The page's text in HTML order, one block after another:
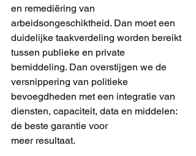
en remediëring van
arbeidsongeschiktheid. Dan moet een
duidelijke taakverdeling worden bereikt
tussen publieke en private
bemiddeling. Dan overstijgen we de
versnippering van politieke
bevoegdheden met een integratie van
diensten, capaciteit, data en middelen:
de beste garantie voor
meer resultaat.